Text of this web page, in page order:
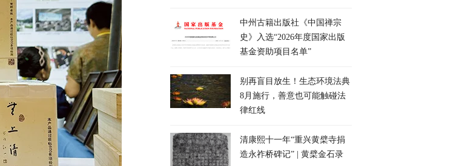
中州古籍出版社《中国禅宗
史》入选“2026年度国家出版
基金资助项目名单”
别再盲目放生！生态环境法典
8月施行，善意也可能触碰法
律红线
清康熙十一年“重兴黄檗寺捐
造永祚桥碑记” | 黄檗金石录